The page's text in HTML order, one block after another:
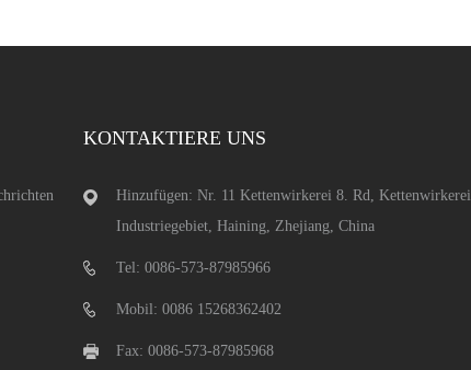
KONTAKTIERE UNS
Hinzufügen: Nr. 11 Kettenwirkerei 8. Rd, Kettenwirkerei
Industriegebiet, Haining, Zhejiang, China
Tel: 0086-573-87985966
Mobil: 0086 15268362402
Fax: 0086-573-87985968